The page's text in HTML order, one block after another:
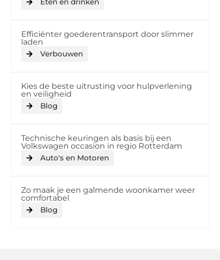
Efficiënter goederentransport door slimmer
laden
Verbouwen
Kies de beste uitrusting voor hulpverlening
en veiligheid
Blog
Technische keuringen als basis bij een
Volkswagen occasion in regio Rotterdam
Auto's en Motoren
Zo maak je een galmende woonkamer weer
comfortabel
Blog